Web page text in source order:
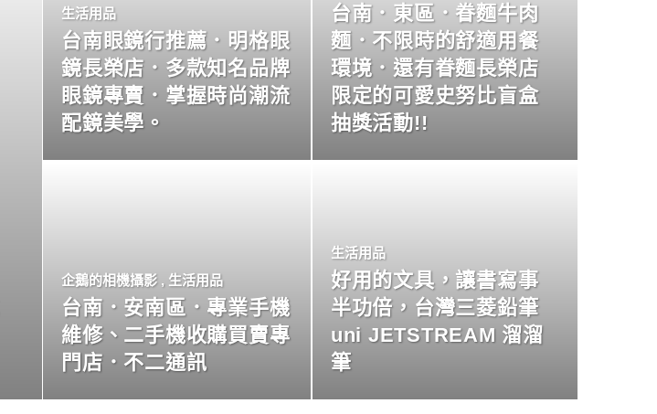
生活用品
台南眼鏡行推薦．明格眼
鏡長榮店．多款知名品牌
眼鏡專賣．掌握時尚潮流
配鏡美學。
台南．東區．眷麵牛肉
麵．不限時的舒適用餐
環境．還有眷麵長榮店
限定的可愛史努比盲盒
抽獎活動!!
企鵝的相機攝影 , 生活用品
台南．安南區．專業手機
維修、二手機收購買賣專
門店．不二通訊
生活用品
好用的文具，讓書寫事
半功倍，台灣三菱鉛筆
uni JETSTREAM 溜溜
筆